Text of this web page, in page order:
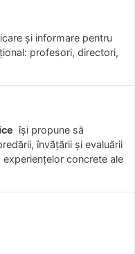
și informare pentru
profesori, directori,
îşi propune să
învăţării şi evaluării
concrete ale